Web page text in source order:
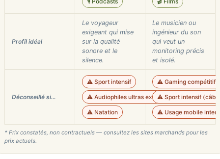
Profil idéal
Le voyageur
exigeant qui mise
sur la qualité
sonore et le
silence.
Le musicien ou
ingénieur du son
qui veut un
monitoring précis
et isolé.
Déconseillé si…
⚠️ Sport intensif
⚠️ Audiophiles ultras exigeants
⚠️ Natation
⚠️ Gaming compétitif
⚠️ Sport intensif
⚠️ Usage mobile
* Prix constatés, non contractuels — consultez les sites marchands pour les
prix actuels.